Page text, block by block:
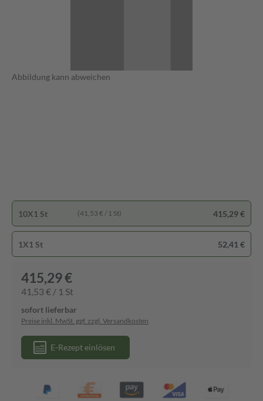
Abbildung kann abweichen
10X1 St (41,53 € / 1 St) 415,29 €
1X1 St 52,41 €
415,29 €
41,53 € / 1 St
sofort lieferbar
Preise inkl. MwSt. ggf. zzgl. Versandkosten
E-Rezept einlösen